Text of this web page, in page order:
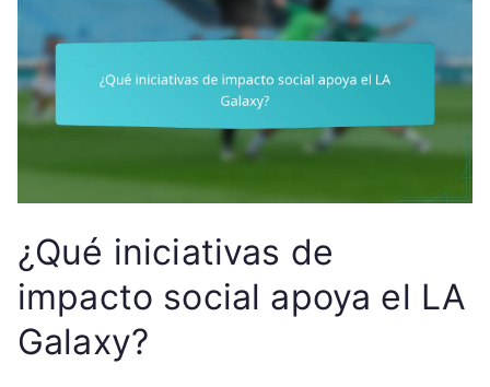
¿Qué iniciativas de
impacto social apoya el LA
Galaxy?